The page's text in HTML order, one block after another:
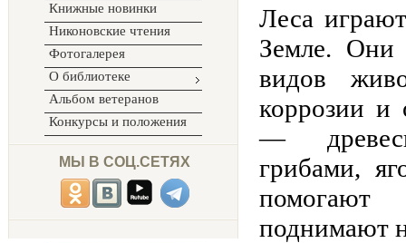
Книжные новинки
Никоновские чтения
Фотогалерея
О библиотеке
Альбом ветеранов
Конкурсы и положения
МЫ В СОЦ.СЕТЯХ
Леса
Земле. Они
видов
коррозии и
—
грибами,
помогают
поднимают